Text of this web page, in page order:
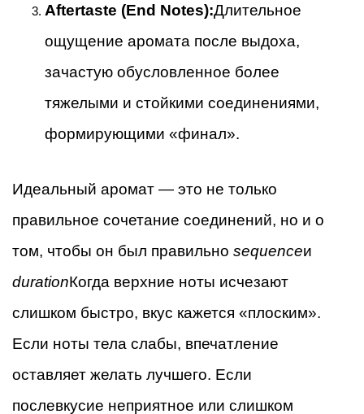
Aftertaste (End Notes):Длительное
ощущение аромата после выдоха,
зачастую обусловленное более
тяжелыми и стойкими соединениями,
формирующими «финал».
Идеальный аромат — это не только
правильное сочетание соединений, но и о
том, чтобы он был правильно sequenceи
durationКогда верхние ноты исчезают
слишком быстро, вкус кажется «плоским».
Если ноты тела слабы, впечатление
оставляет желать лучшего. Если
послевкусие неприятное или слишком